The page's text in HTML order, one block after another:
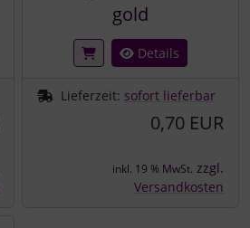
gold
Details
Lieferzeit: sofort lieferbar
0,70 EUR
inkl. 19 % MwSt. zzgl.
Versandkosten